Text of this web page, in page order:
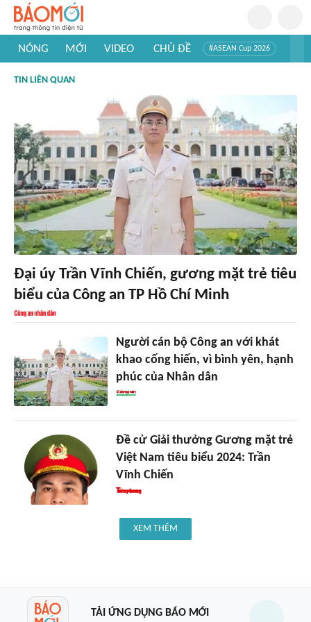
NÓNG MỚI VIDEO CHỦ ĐỀ #ASEAN Cup 2026
#Khám phá thế giới
TIN LIÊN QUAN
Đại úy Trần Vĩnh Chiến, gương mặt trẻ tiêu
biểu của Công an TP Hồ Chí Minh
Người cán bộ Công an với khát
khao cống hiến, vì bình yên, hạnh
phúc của Nhân dân
Đề cử Giải thưởng Gương mặt trẻ
Việt Nam tiêu biểu 2024: Trần
Vĩnh Chiến
XEM THÊM
TẢI ỨNG DỤNG BÁO MỚI